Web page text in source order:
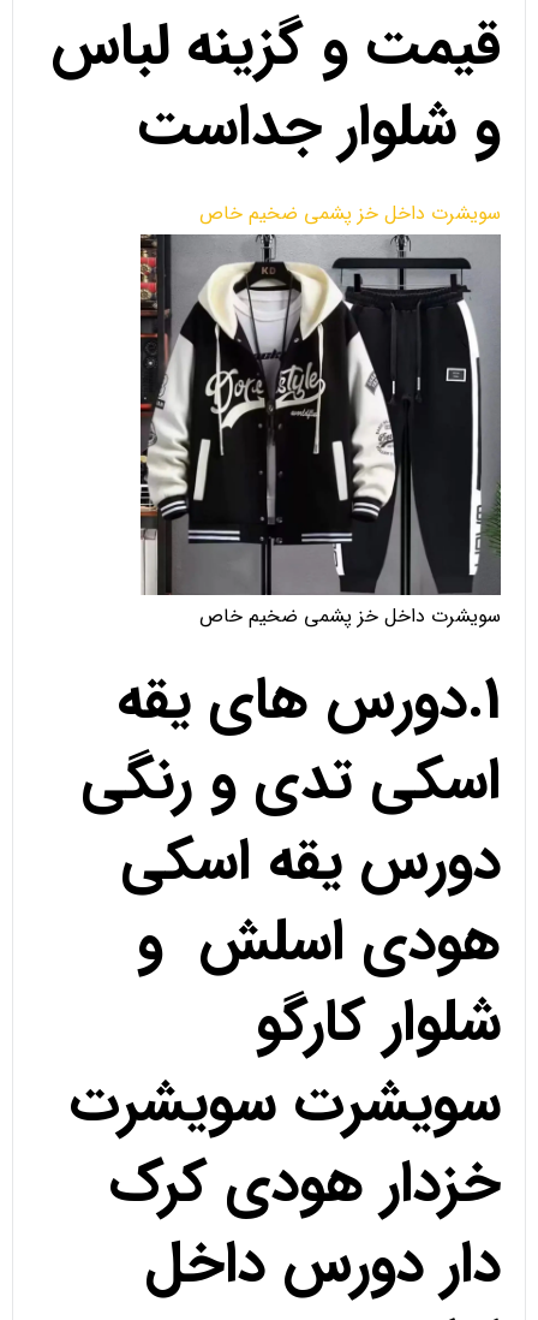
قیمت و گزینه لباس
و شلوار جداست
سویشرت داخل خز پشمی ضخیم خاص
سویشرت داخل خز پشمی ضخیم خاص
1.دورس های یقه
اسکی تدی و رنگی
دورس یقه اسکی
هودی اسلش و
شلوار کارگو
سویشرت سویشرت
خزدار هودی کرک
دار دورس داخل